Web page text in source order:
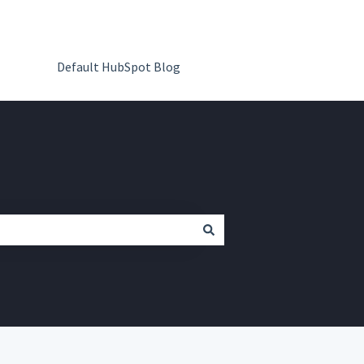
Default HubSpot Blog